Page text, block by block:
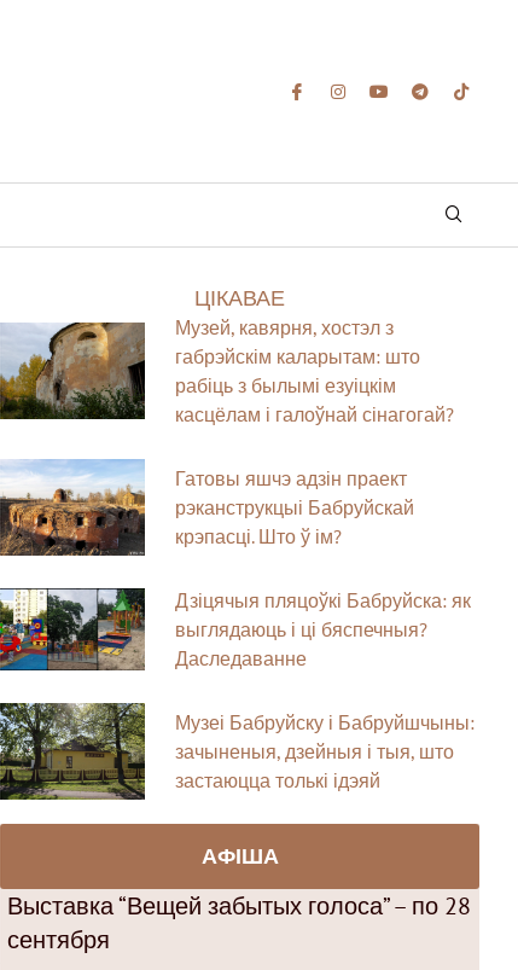
ЦІКАВАЕ
Музей, кавярня, хостэл з
габрэйскім каларытам: што
рабіць з былымі езуіцкім
касцёлам і галоўнай сінагогай?
Гатовы яшчэ адзін праект
рэканструкцыі Бабруйскай
крэпасці. Што ў ім?
Дзіцячыя пляцоўкі Бабруйска: як
выглядаюць і ці бяспечныя?
Даследаванне
Музеі Бабруйску і Бабруйшчыны:
зачыненыя, дзейныя і тыя, што
застаюцца толькі ідэяй
АФІША
Выставка “Вещей забытых голоса” – по 28
сентября